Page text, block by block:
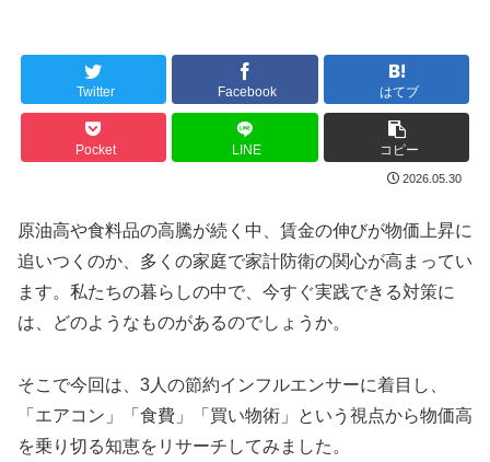
Twitter Facebook はてブ
Pocket LINE コピー
2026.05.30
原油高や食料品の高騰が続く中、賃金の伸びが物価上昇に
追いつくのか、多くの家庭で家計防衛の関心が高まってい
ます。私たちの暮らしの中で、今すぐ実践できる対策に
は、どのようなものがあるのでしょうか。
そこで今回は、3人の節約インフルエンサーに着目し、
「エアコン」「食費」「買い物術」という視点から物価高
を乗り切る知恵をリサーチしてみました。